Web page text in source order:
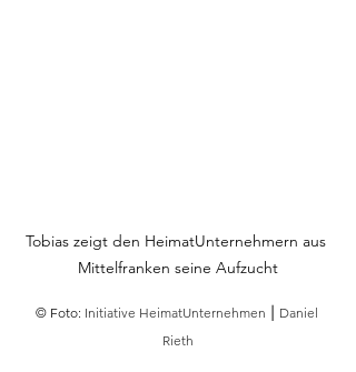
Tobias zeigt den HeimatUnternehmern aus
Mittelfranken seine Aufzucht
© Foto: Initiative HeimatUnternehmen ⎮ Daniel
Rieth